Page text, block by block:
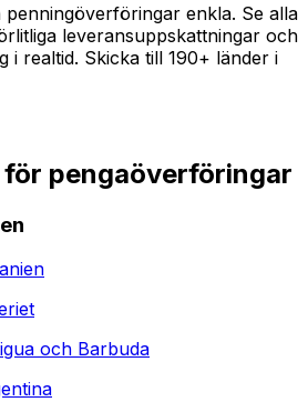
enkla. Se alla
leveransuppskattningar och
i realtid. Skicka till 190+ länder i
pengaöverföringar
och Barbuda